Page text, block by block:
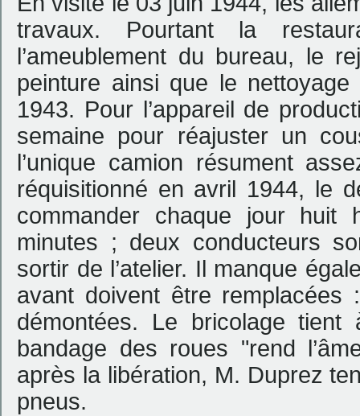
travaux. Pourtant la
l’ameublement du bureau, le
peinture ainsi que le
1943. Pour l’appareil de
semaine pour réajuster un
l’unique camion résument
réquisitionné en avril 1944, le
commander chaque jour huit
minutes ; deux conducteurs
sortir de l’atelier. Il manque
avant doivent être
démontées. Le bricolage
bandage des roues "rend
après la libération, M. Duprez
pneus.